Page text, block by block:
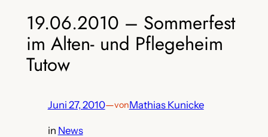
19.06.2010 – Sommerfest
im Alten- und Pflegeheim
Tutow
Juni 27, 2010—vonMathias Kunicke
in News